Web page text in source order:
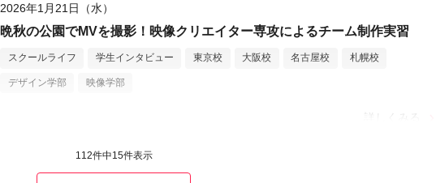
2026年1月21日（水）
晩秋の公園でMVを撮影！映像クリエイター専攻によるチーム制作実習
スクールライフ 学生インタビュー 東京校 大阪校 名古屋校 札幌校
デザイン学部 映像学部
詳しくみる
112件中15件表示